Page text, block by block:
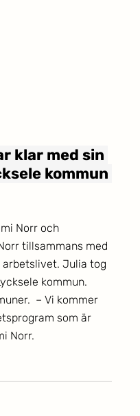
klar med sin
kommun
Norr och
tillsammans med
Julia tog
kommun.
– Vi kommer
som är
Norr.